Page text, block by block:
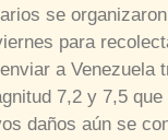
se
para
a Venezuela
7,2 y 7,5
daños aún se